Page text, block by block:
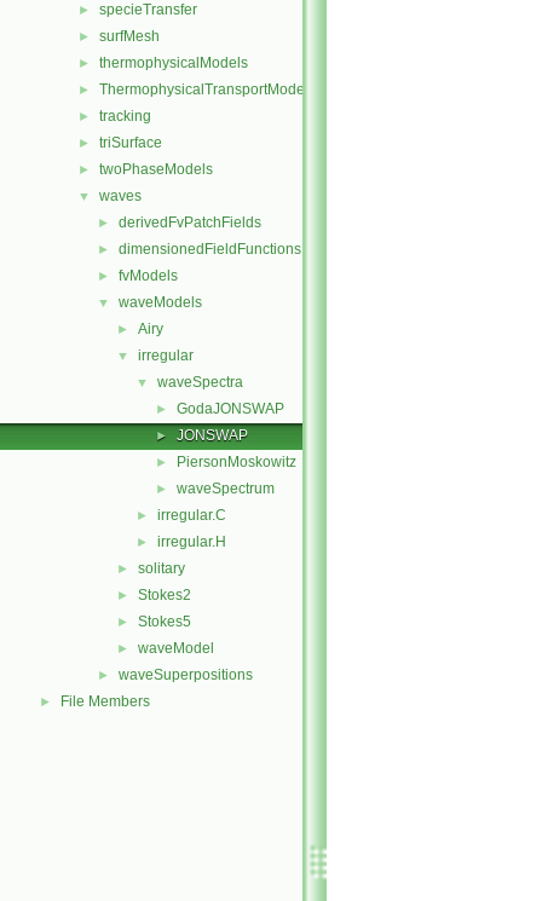
► specieTransfer
► surfMesh
► thermophysicalModels
► ThermophysicalTransportModels
► tracking
► triSurface
► twoPhaseModels
▼ waves
► derivedFvPatchFields
► dimensionedFieldFunctions
► fvModels
▼ waveModels
► Airy
▼ irregular
▼ waveSpectra
► GodaJONSWAP
► JONSWAP
► PiersonMoskowitz
► waveSpectrum
► irregular.C
► irregular.H
► solitary
► Stokes2
► Stokes5
► waveModel
► waveSuperpositions
► File Members